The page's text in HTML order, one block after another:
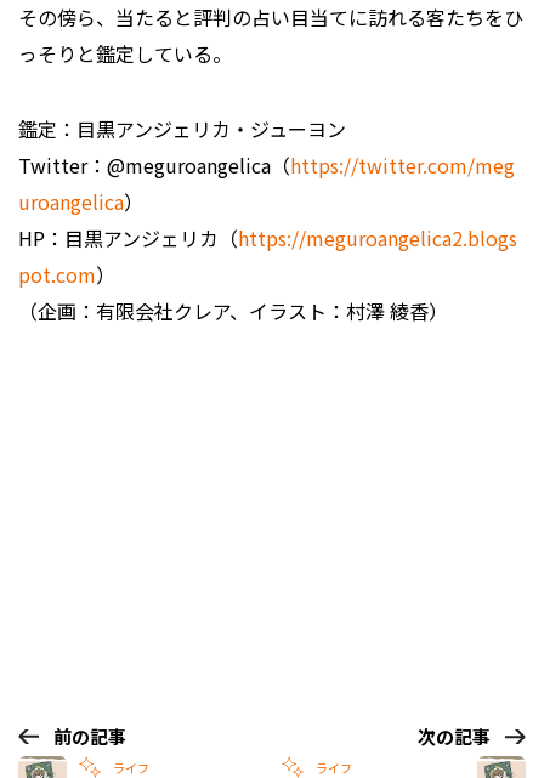
その傍ら、当たると評判の占い目当てに訪れる客たちをひ
っそりと鑑定している。
鑑定：目黒アンジェリカ・ジューヨン
Twitter：@meguroangelica（https://twitter.com/meg
uroangelica）
HP：目黒アンジェリカ（https://meguroangelica2.blogs
pot.com）
（企画：有限会社クレア、イラスト：村澤 綾香）
前の記事
ライフ
次の記事
ライフ